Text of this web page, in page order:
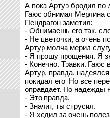
А пока Артур бродил по
Гаюс обнимал Мерлина
Пендрагон заметил:
- Обнимаешь его так,
- Не цветочки, а очень
Артур молча мерил
- Я прошу прощения. Я
- Конечно. Травки. Гаюс
Артур, правда,
покидал его. Но все
оправдает. Но надежды
- Это правда.
- Значит, ты струсил.
- Я ходил за очень